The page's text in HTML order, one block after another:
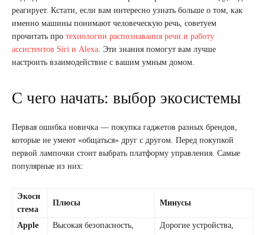
реагирует. Кстати, если вам интересно узнать больше о том, как
именно машины понимают человеческую речь, советуем
прочитать про технологии распознавания речи и работу
ассистентов Siri и Alexa. Эти знания помогут вам лучше
настроить взаимодействие с вашим умным домом.
С чего начать: выбор экосистемы
Первая ошибка новичка — покупка гаджетов разных брендов,
которые не умеют «общаться» друг с другом. Перед покупкой
первой лампочки стоит выбрать платформу управления. Самые
популярные из них:
Экоси
стема
Плюсы Минусы
Apple
Высокая безопасность,
Дорогие устройства,